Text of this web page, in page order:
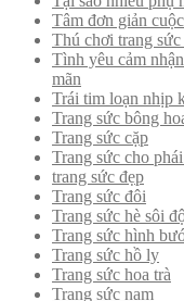
Tâm đơn giản
Thú chơi trang
Tình yêu cảm
mãn
Trái tim loạn nhịp
Trang sức bông
Trang sức cặp
Trang sức cho
trang sức đẹp
Trang sức đôi
Trang sức hè sôi
Trang sức hình
Trang sức hồ ly
Trang sức hoa trà
Trang sức nam